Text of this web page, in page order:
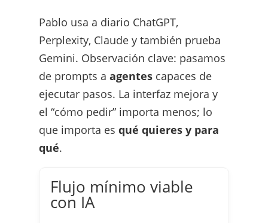
Pablo usa a diario ChatGPT,
Perplexity, Claude y también prueba
Gemini. Observación clave: pasamos
de prompts a agentescapaces de
ejecutar pasos. La interfaz mejora y
el “cómo pedir” importa menos; lo
que importa es qué quieres y para
qué.
Flujo mínimo viable
con IA